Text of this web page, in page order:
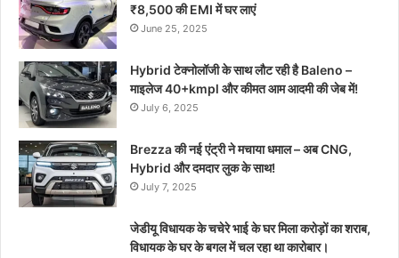
₹8,500 की EMI में घर लाएं
June 25, 2025
Hybrid टेक्नोलॉजी के साथ लौट रही है Baleno –
माइलेज 40+kmpl और कीमत आम आदमी की जेब में!
July 6, 2025
Brezza की नई एंट्री ने मचाया धमाल – अब CNG,
Hybrid और दमदार लुक के साथ!
July 7, 2025
जेडीयू विधायक के चचेरे भाई के घर मिला करोड़ों का शराब,
विधायक के घर के बगल में चल रहा था कारोबार।